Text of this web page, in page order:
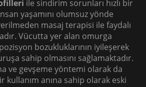
ile sindirim sorunları hızlı bir
yaşamını olumsuz yönde
masaj terapisi ile faydalı
Vücutta yer alan omurga
bozukluklarının iyileşerek
sahip olmasını sağlamaktadır.
ve gevşeme yöntemi olarak da
kullanım anına sahip olarak eski